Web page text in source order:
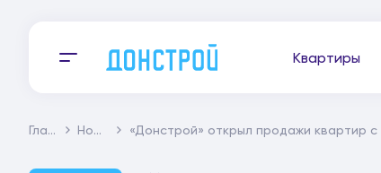
Квартиры
Главная Новости